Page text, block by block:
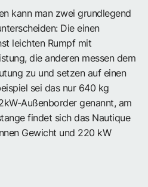
kann man zwei grundlegend
Die einen
leichten Rumpf mit
die anderen messen dem
zu und setzen auf einen
sei das nur 640 kg
Außenborder genannt, am
findet sich das Nautique
Gewicht und 220 kW